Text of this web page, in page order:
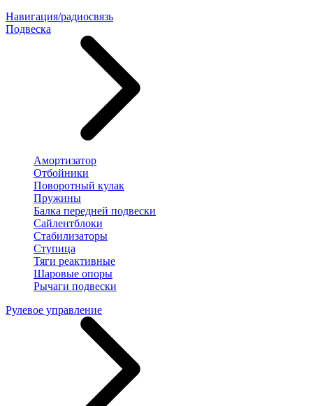
Навигация/радиосвязь
Подвеска
Амортизатор
Отбойники
Поворотный кулак
Пружины
Балка передней подвески
Сайлентблоки
Стабилизаторы
Ступица
Тяги реактивные
Шаровые опоры
Рычаги подвески
Рулевое управление